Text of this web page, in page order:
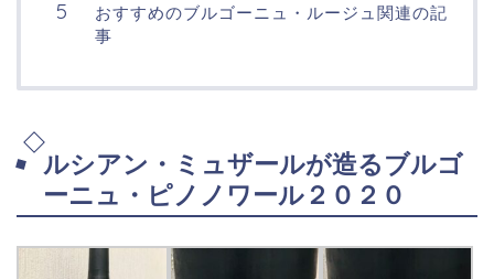
おすすめのブルゴーニュ・ルージュ関連の記
事
ルシアン・ミュザールが造るブルゴ
ーニュ・ピノノワール２０２０